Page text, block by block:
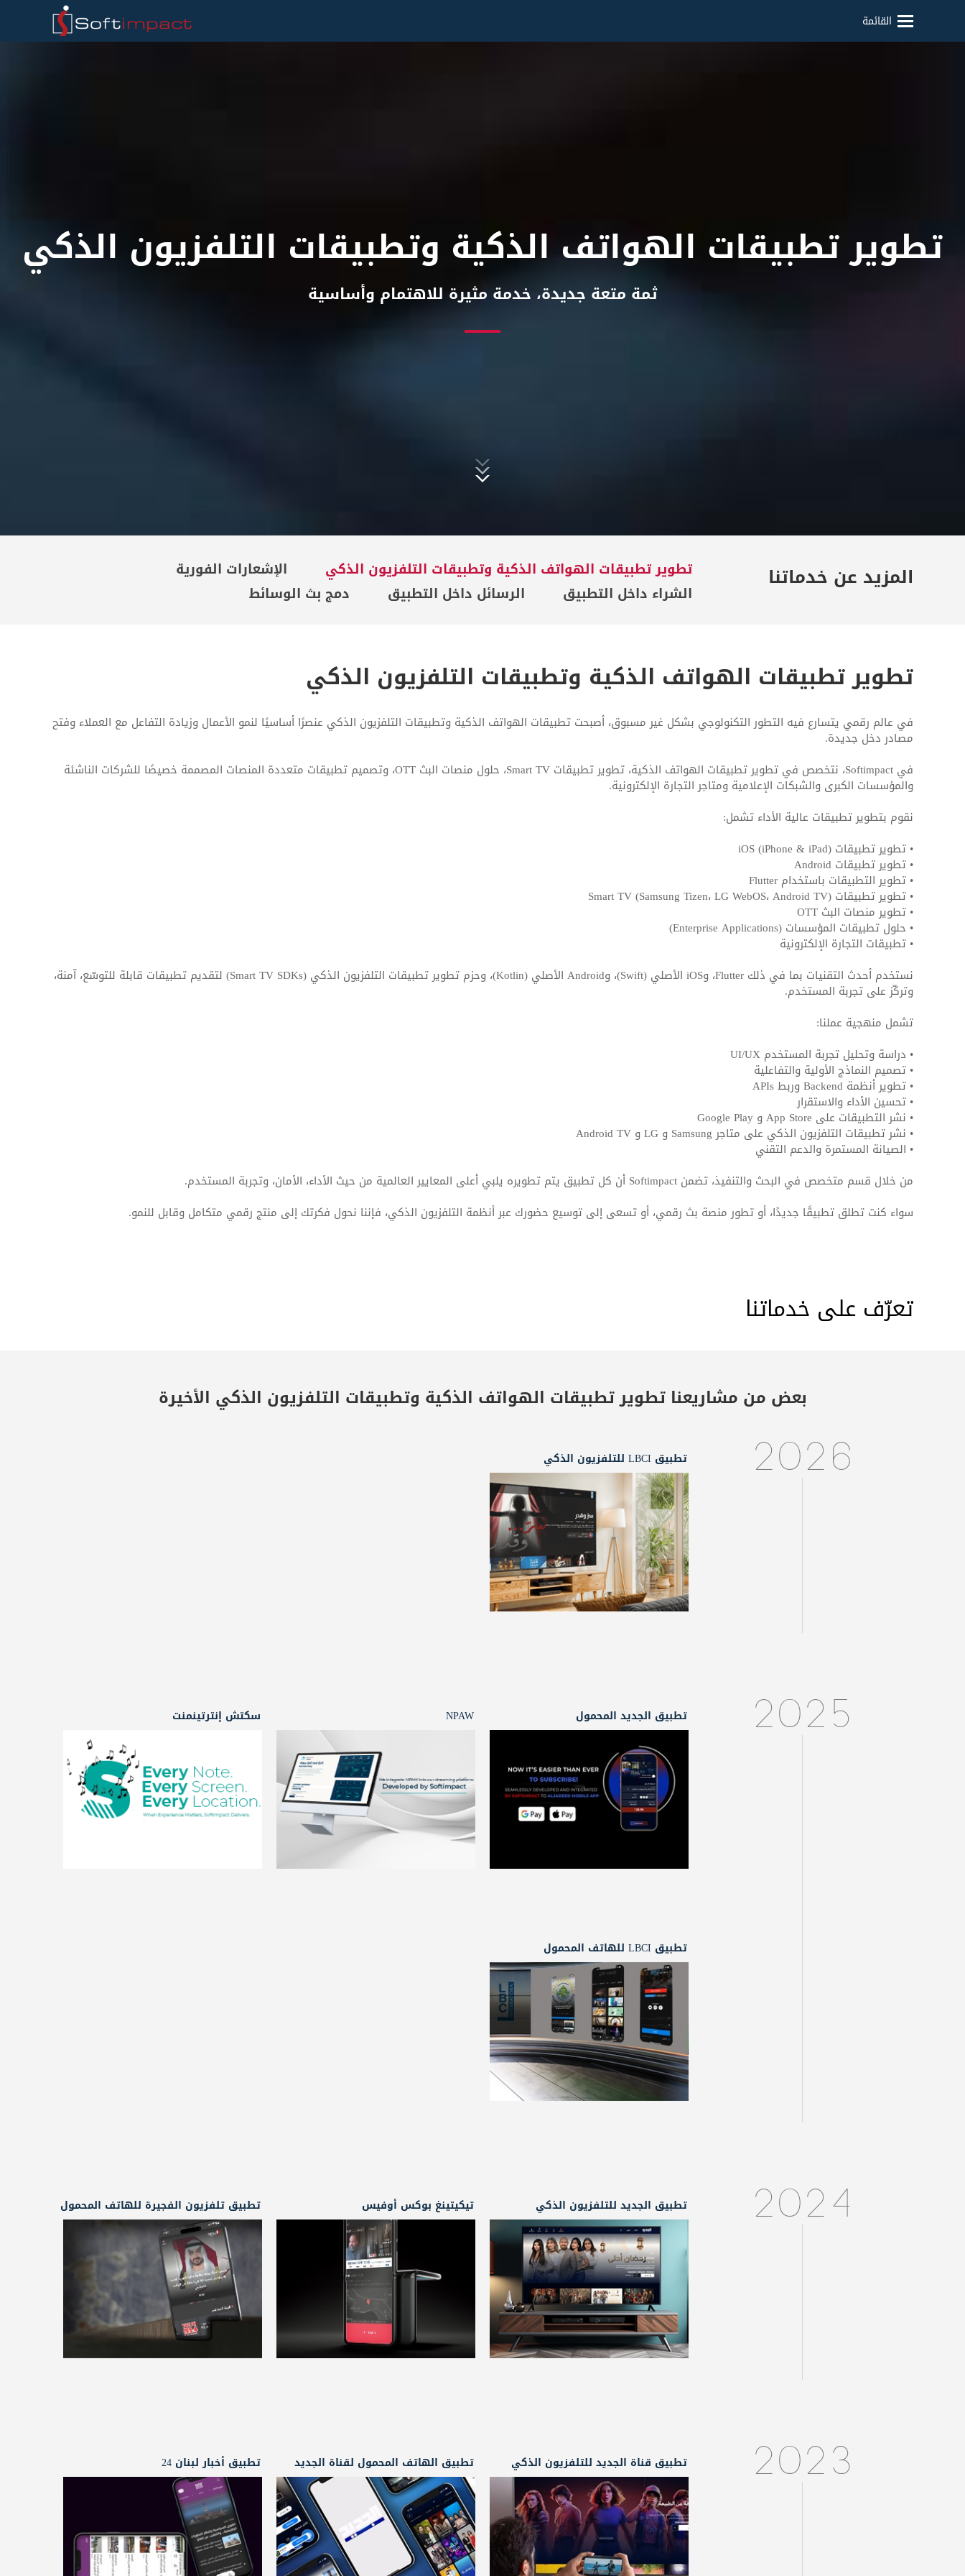
القائمة
تطوير تطبيقات الهواتف الذكية وتطبيقات التلفزيون الذكي
ثمة متعة جديدة، خدمة مثيرة للاهتمام وأساسية
المزيد عن خدماتنا تطوير تطبيقات الهواتف الذكية وتطبيقات التلفزيون الذكي
الإشعارات الفورية
الشراء داخل التطبيق
الرسائل داخل التطبيق دمج بث الوسائط
تطوير تطبيقات الهواتف الذكية وتطبيقات التلفزيون الذكي
في عالم رقمي يتسارع فيه التطور التكنولوجي بشكل غير مسبوق، أصبحت تطبيقات الهواتف الذكية وتطبيقات التلفزيون الذكي عنصرًا أساسيًا لنمو الأعمال وزيادة التفاعل مع العملاء وفتح
مصادر دخل جديدة.
في Softimpact، نتخصص في تطوير تطبيقات الهواتف الذكية، تطوير تطبيقات Smart TV، حلول منصات البث OTT، وتصميم تطبيقات متعددة المنصات المصممة خصيصًا للشركات الناشئة
والمؤسسات الكبرى والشبكات الإعلامية ومتاجر التجارة الإلكترونية.
نقوم بتطوير تطبيقات عالية الأداء تشمل:
• تطوير تطبيقات iOS (iPhone & iPad)
• تطوير تطبيقات Android
• تطوير التطبيقات باستخدام Flutter
• تطوير تطبيقات Smart TV (Samsung Tizen، LG WebOS، Android TV)
• تطوير منصات البث OTT
• حلول تطبيقات المؤسسات (Enterprise Applications)
• تطبيقات التجارة الإلكترونية
نستخدم أحدث التقنيات بما في ذلك Flutter، وiOS الأصلي (Swift)، وAndroid الأصلي (Kotlin)، وحزم تطوير تطبيقات التلفزيون الذكي (Smart TV SDKs) لتقديم تطبيقات قابلة للتوسّع، آمنة،
وتركّز على تجربة المستخدم.
تشمل منهجية عملنا:
• دراسة وتحليل تجربة المستخدم UI/UX
• تصميم النماذج الأولية والتفاعلية
• تطوير أنظمة Backend وربط APIs
• تحسين الأداء والاستقرار
• نشر التطبيقات على App Store و Google Play
• نشر تطبيقات التلفزيون الذكي على متاجر Samsung و LG و Android TV
• الصيانة المستمرة والدعم التقني
من خلال قسم متخصص في البحث والتنفيذ، تضمن Softimpact أن كل تطبيق يتم تطويره يلبي أعلى المعايير العالمية من حيث الأداء، الأمان، وتجربة المستخدم.
سواء كنت تطلق تطبيقًا جديدًا، أو تطور منصة بث رقمي، أو تسعى إلى توسيع حضورك عبر أنظمة التلفزيون الذكي، فإننا نحول فكرتك إلى منتج رقمي متكامل وقابل للنمو.
تعرّف على خدماتنا
بعض من مشاريعناتطوير تطبيقات الهواتف الذكية وتطبيقات التلفزيون الذكي الأخيرة
2026 تطبيق LBCI للتلفزيون الذكي
2025 تطبيق الجديد المحمول NPAW سكتش إنترتينمنت
تطبيق LBCI للهاتف المحمول
2024 تطبيق الجديد للتلفزيون الذكي تيكيتينغ بوكس أوفيس تطبيق تلفزيون الفجيرة للهاتف المحمول
2023 تطبيق قناة الجديد للتلفزيون الذكي تطبيق الهاتف المحمول لقناة الجديد تطبيق أخبار لبنان 24